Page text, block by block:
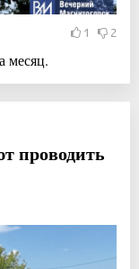
1 2
месяц.
проводить